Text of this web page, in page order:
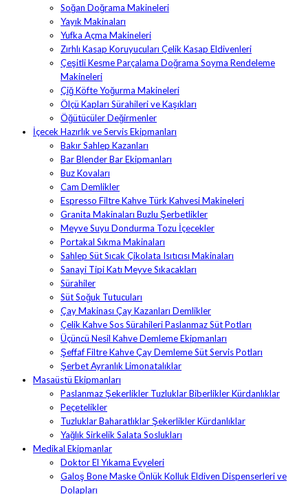
Soğan Doğrama Makineleri
Yayık Makinaları
Yufka Açma Makineleri
Zırhlı Kasap Koruyucuları Çelik Kasap Eldivenleri
Çeşitli Kesme Parçalama Doğrama Soyma Rendeleme
Makineleri
Çiğ Köfte Yoğurma Makineleri
Ölçü Kapları Sürahileri ve Kaşıkları
Öğütücüler Değirmenler
İçecek Hazırlık ve Servis Ekipmanları
Bakır Sahlep Kazanları
Bar Blender Bar Ekipmanları
Buz Kovaları
Cam Demlikler
Espresso Filtre Kahve Türk Kahvesi Makineleri
Granita Makinaları Buzlu Şerbetlikler
Meyve Suyu Dondurma Tozu İçecekler
Portakal Sıkma Makinaları
Sahlep Süt Sıcak Çikolata Isıtıcısı Makinaları
Sanayi Tipi Katı Meyve Sıkacakları
Sürahiler
Süt Soğuk Tutucuları
Çay Makinası Çay Kazanları Demlikler
Çelik Kahve Sos Sürahileri Paslanmaz Süt Potları
Üçüncü Nesil Kahve Demleme Ekipmanları
Şeffaf Filtre Kahve Çay Demleme Süt Servis Potları
Şerbet Ayranlık Limonatalıklar
Masaüstü Ekipmanları
Paslanmaz Şekerlikler Tuzluklar Biberlikler Kürdanlıklar
Peçetelikler
Tuzluklar Baharatlıklar Şekerlikler Kürdanlıklar
Yağlık Sirkelik Salata Soslukları
Medikal Ekipmanlar
Doktor El Yıkama Evyeleri
Galoş Bone Maske Önlük Kolluk Eldiven Dispenserleri ve
Dolapları